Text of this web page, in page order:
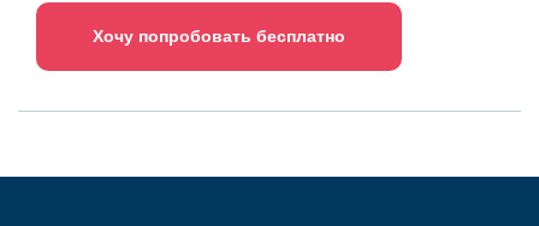
Хочу попробовать бесплатно